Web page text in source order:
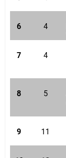
6 4
7 4
8 5
9 11